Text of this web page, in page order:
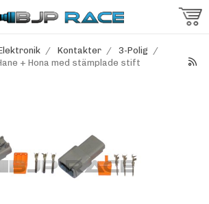
/ Kontakter / 3-Polig /
+ Hona med stämplade stift